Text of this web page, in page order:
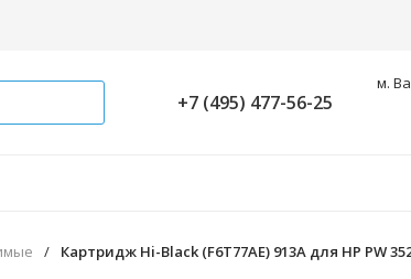
+7 (495) 477-56-25
м.
/ Картридж Hi-Black (F6T77AE) 913A для HP PW